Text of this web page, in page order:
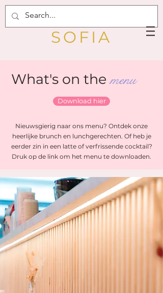
SOFIA
What's on themenu
Download hier
Nieuwsgierig naar ons menu? Ontdek onze
heerlijke brunch en lunchgerechten. Of heb je
eerder zin in een latte of verfrissende cocktail?
Druk op de link om het menu te downloaden.